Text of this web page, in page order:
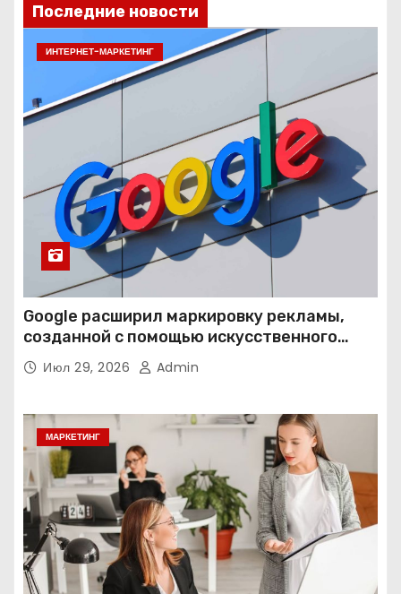
Последние новости
ИНТЕРНЕТ-МАРКЕТИНГ
Google расширил маркировку рекламы,
созданной с помощью искусственного
интеллекта
Июл 29, 2026 Admin
МАРКЕТИНГ